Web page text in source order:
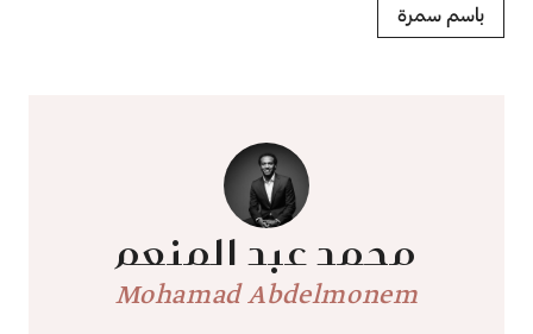
باسم سمرة
محمد عبد المنعم
Mohamad Abdelmonem